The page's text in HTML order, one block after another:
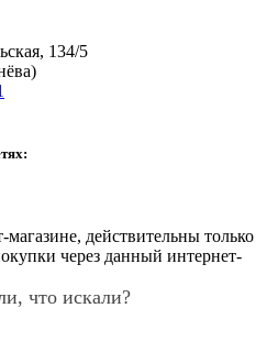
134/5
действительны только
через данный интернет-
что искали?